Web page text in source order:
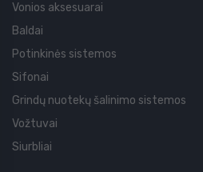
Vonios aksesuarai
Baldai
Potinkinės sistemos
Sifonai
Grindų nuotekų šalinimo sistemos
Vožtuvai
Siurbliai